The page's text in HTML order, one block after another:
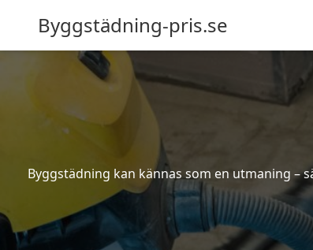
Byggstädning-pris.se
Byggstädning kan kännas som en utmaning